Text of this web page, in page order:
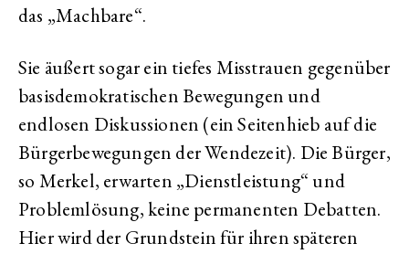
das „Machbare“.
Sie äußert sogar ein tiefes Misstrauen gegenüber
basisdemokratischen Bewegungen und
endlosen Diskussionen (ein Seitenhieb auf die
Bürgerbewegungen der Wendezeit). Die Bürger,
so Merkel, erwarten „Dienstleistung“ und
Problemlösung, keine permanenten Debatten.
Hier wird der Grundstein für ihren späteren